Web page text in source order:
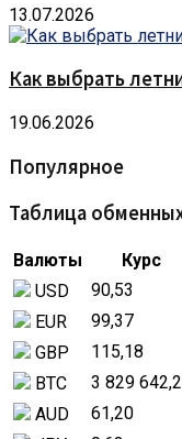
13.07.2026
Как выбрать
19.06.2026
Популярное
Таблица
Валюты Курс
USD
90,53
EUR
99,37
GBP
115,18
BTC
3 829
AUD
61,20